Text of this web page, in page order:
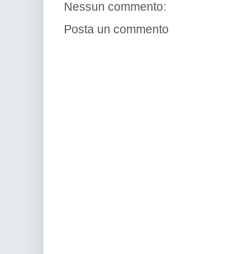
Nessun commento:
Posta un commento